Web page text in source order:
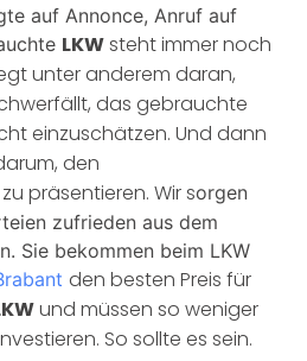
auf Annonce, Anruf auf
LKWsteht immer noch
unter anderem daran,
das gebrauchte
einzuschätzen. Und dann
den
präsentieren. Wir sorgen
zufrieden aus dem
Sie bekommen beim LKW
den besten Preis für
und müssen so weniger
So sollte es sein.